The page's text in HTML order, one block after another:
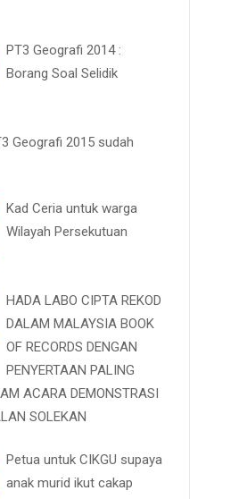
PT3 Geografi 2014 :
Borang Soal Selidik
Geografi 2015 sudah
Kad Ceria untuk warga
Wilayah Persekutuan
HADA LABO CIPTA REKOD
DALAM MALAYSIA BOOK
OF RECORDS DENGAN
PENYERTAAN PALING
ACARA DEMONSTRASI
SOLEKAN
Petua untuk CIKGU supaya
anak murid ikut cakap